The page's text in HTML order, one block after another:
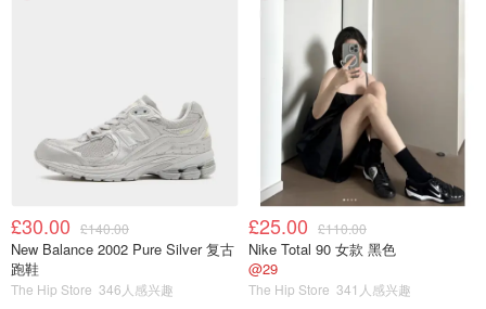
£30.00 £140.00
New Balance 2002 Pure Silver 复古
跑鞋
The Hip Store 346人感兴趣
£25.00 £110.00
Nike Total 90 女款 黑色
@29
The Hip Store 341人感兴趣